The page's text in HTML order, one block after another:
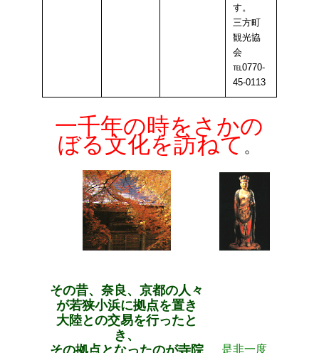
す。
三方町
観光協
会
℡0770-
45-0113
一千年の時をさかの
ぼる文化を訪ねて 。
その昔、奈良、京都の人々
が若狭小浜に拠点を置き
大陸との交易を行ったと
き、
その拠点となったのが寺院
是非一度